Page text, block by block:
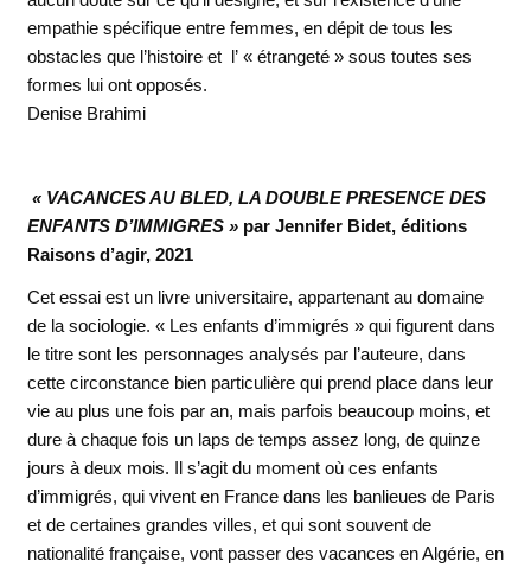
empathie spécifique entre femmes, en dépit de tous les
obstacles que l’histoire et l’ « étrangeté » sous toutes ses
formes lui ont opposés.
Denise Brahimi
« VACANCES AU BLED, LA DOUBLE PRESENCE DES
ENFANTS D’IMMIGRES »par Jennifer Bidet, éditions
Raisons d’agir, 2021
Cet essai est un livre universitaire, appartenant au domaine
de la sociologie. « Les enfants d’immigrés » qui figurent dans
le titre sont les personnages analysés par l’auteure, dans
cette circonstance bien particulière qui prend place dans leur
vie au plus une fois par an, mais parfois beaucoup moins, et
dure à chaque fois un laps de temps assez long, de quinze
jours à deux mois. Il s’agit du moment où ces enfants
d’immigrés, qui vivent en France dans les banlieues de Paris
et de certaines grandes villes, et qui sont souvent de
nationalité française, vont passer des vacances en Algérie, en